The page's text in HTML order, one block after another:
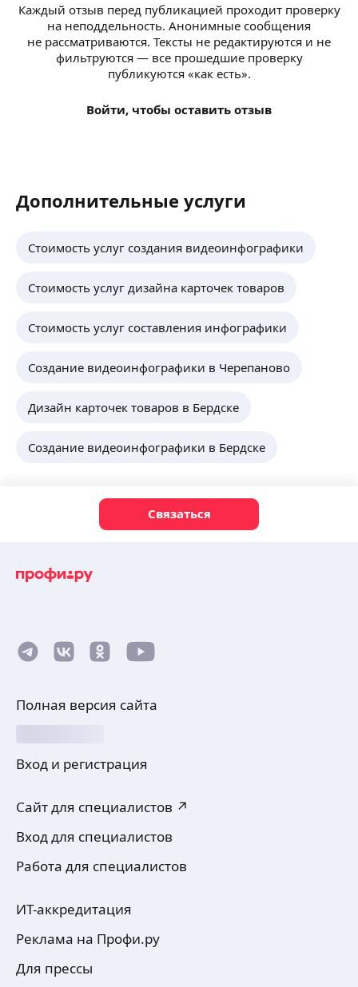
Каждый отзыв перед публикацией проходит проверку
на неподдельность. Анонимные сообщения
не рассматриваются. Тексты не редактируются и не
фильтруются — все прошедшие проверку
публикуются «как есть».
Войти, чтобы оставить отзыв
Дополнительные услуги
Стоимость услуг создания видеоинфографики
Стоимость услуг дизайна карточек товаров
Стоимость услуг составления инфографики
Создание видеоинфографики в Черепаново
Дизайн карточек товаров в Бердске
Создание видеоинфографики в Бердске
Связаться
Полная версия сайта
Вход и регистрация
Сайт для специалистов ↗
Вход для специалистов
Работа для специалистов
ИТ-аккредитация
Реклама на Профи.ру
Для прессы